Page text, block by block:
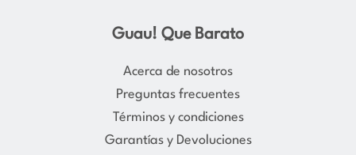
s
t
a
r
a
m
c
e
b
o
k
Guau! Que Barato
Acerca de nosotros
Preguntas frecuentes
Términos y condiciones
Garantías y Devoluciones